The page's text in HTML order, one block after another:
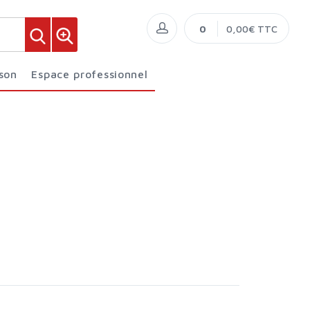
Espace professionnel
0 0,00€ TTC